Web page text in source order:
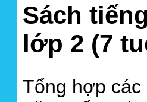
Sách
lớp 2 (7
Tổng hợp các